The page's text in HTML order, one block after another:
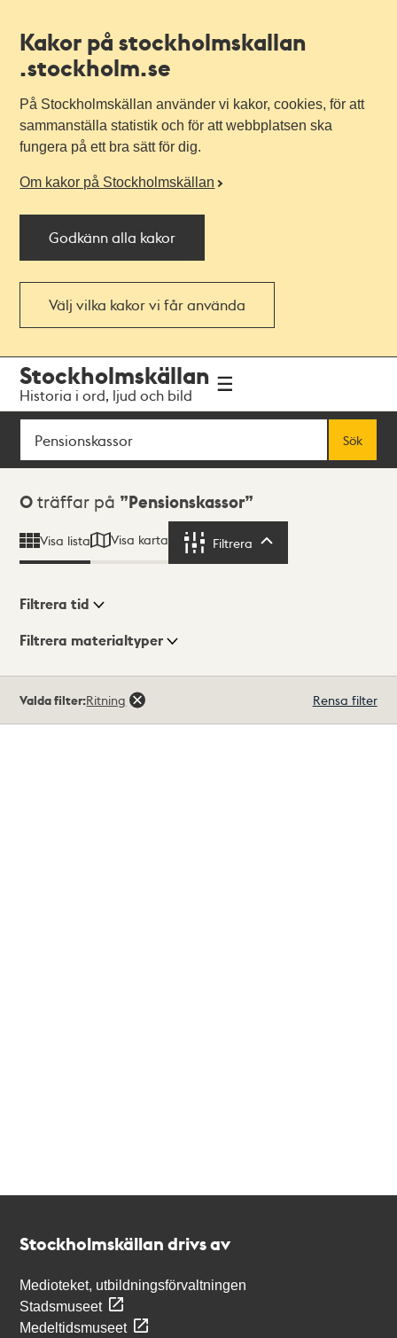
Kakor på stockholmskallan
.stockholm.se
På Stockholmskällan använder vi kakor, cookies, för att
sammanställa statistik och för att webbplatsen ska
fungera på ett bra sätt för dig.
Om kakor på Stockholmskällan
Godkänn alla kakor
Välj vilka kakor vi får använda
navigationen
huvudinnehållet
Stockholmskällan
Historia i ord, ljud och bild
Sök
Sök
Sökresultat
0 träffar på Pensionskassor
Visa lista Visa karta Filtrera
Visningsläge
Filtrera tid
Filtrera materialtyper
träffar
Valda filter:Ritning Rensa filter
Stockholmskällan drivs av
Medioteket, utbildningsförvaltningen
Stadsmuseet
Medeltidsmuseet